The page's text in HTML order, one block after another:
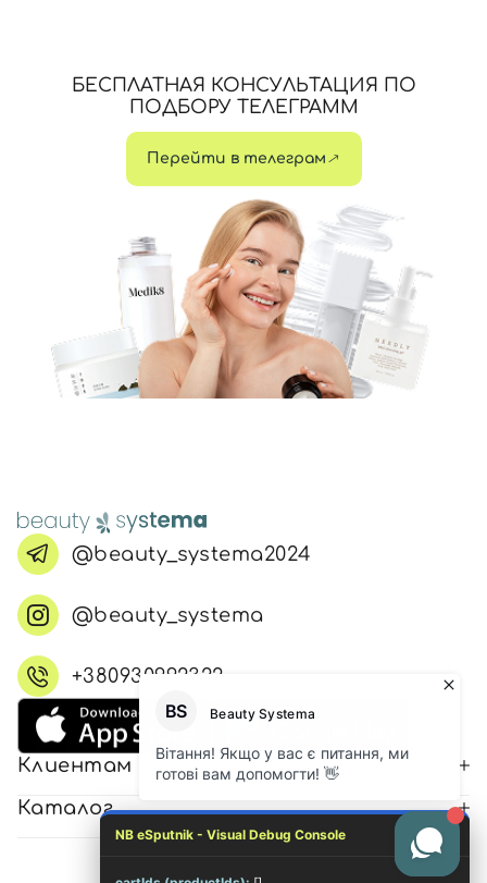
БЕСПЛАТНАЯ КОНСУЛЬТАЦИЯ ПО
ПОДБОРУ ТЕЛЕГРАММ
Перейти в телеграм
@beauty_systema2024
@beauty_systema
+380930992322
Клиентам
Каталог
NB eSputnik - Visual Debug Console